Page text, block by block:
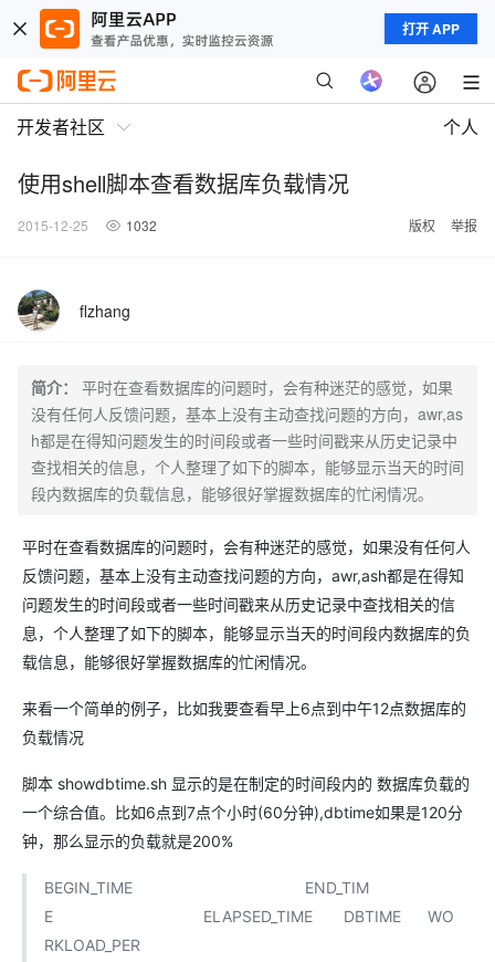
打开 APP
开发者社区 个人
使用shell脚本查看数据库负载情况
2015-12-25 1032 版权 举报
flzhang
简介：
平时在查看数据库的问题时，会有种迷茫的感觉，如果
没有任何人反馈问题，基本上没有主动查找问题的方向，awr,as
h都是在得知问题发生的时间段或者一些时间戳来从历史记录中
查找相关的信息，个人整理了如下的脚本，能够显示当天的时间
段内数据库的负载信息，能够很好掌握数据库的忙闲情况。
平时在查看数据库的问题时，会有种迷茫的感觉，如果没有任何人
反馈问题，基本上没有主动查找问题的方向，awr,ash都是在得知
问题发生的时间段或者一些时间戳来从历史记录中查找相关的信
息，个人整理了如下的脚本，能够显示当天的时间段内数据库的负
载信息，能够很好掌握数据库的忙闲情况。
来看一个简单的例子，比如我要查看早上6点到中午12点数据库的
负载情况
脚本 showdbtime.sh 显示的是在制定的时间段内的 数据库负载的
一个综合值。比如6点到7点个小时(60分钟),dbtime如果是120分
钟，那么显示的负载就是200%
BEGIN_TIME END_TIM
E ELAPSED_TIME DBTIME WO
RKLOAD_PER